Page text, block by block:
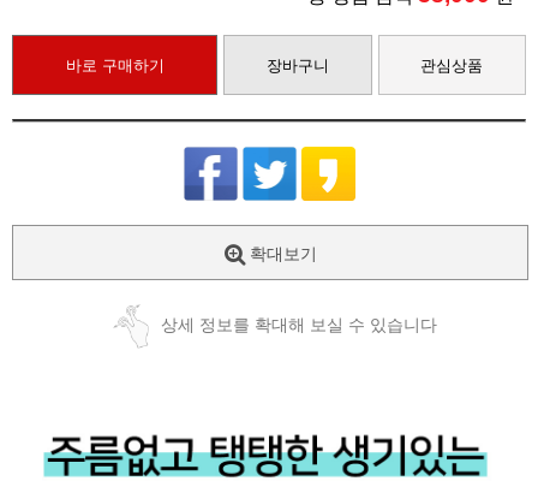
바로 구매하기 장바구니 관심상품
확대보기
상세 정보를 확대해 보실 수 있습니다